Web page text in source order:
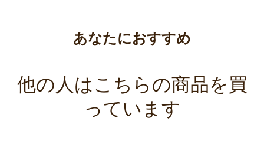
あなたにおすすめ
他の人はこちらの商品を買
っています